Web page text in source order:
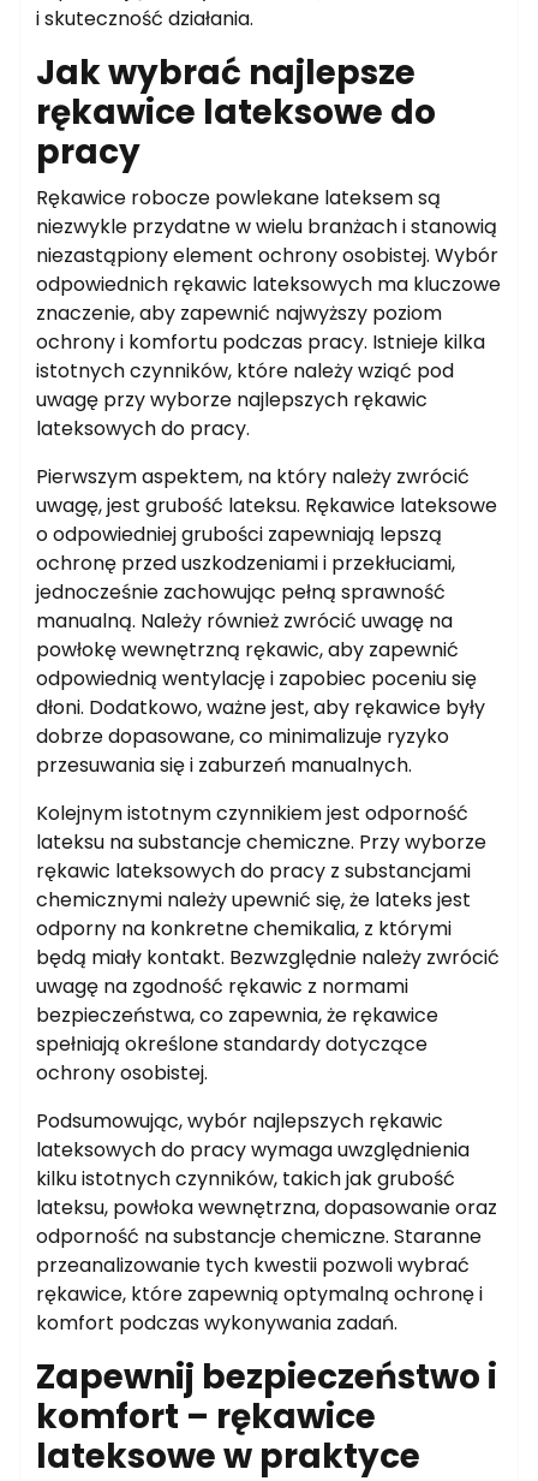
i skuteczność działania.
Jak wybrać najlepsze
rękawice lateksowe do
pracy
Rękawice robocze powlekane lateksem są
niezwykle przydatne w wielu branżach i stanowią
niezastąpiony element ochrony osobistej. Wybór
odpowiednich rękawic lateksowych ma kluczowe
znaczenie, aby zapewnić najwyższy poziom
ochrony i komfortu podczas pracy. Istnieje kilka
istotnych czynników, które należy wziąć pod
uwagę przy wyborze najlepszych rękawic
lateksowych do pracy.
Pierwszym aspektem, na który należy zwrócić
uwagę, jest grubość lateksu. Rękawice lateksowe
o odpowiedniej grubości zapewniają lepszą
ochronę przed uszkodzeniami i przekłuciami,
jednocześnie zachowując pełną sprawność
manualną. Należy również zwrócić uwagę na
powłokę wewnętrzną rękawic, aby zapewnić
odpowiednią wentylację i zapobiec poceniu się
dłoni. Dodatkowo, ważne jest, aby rękawice były
dobrze dopasowane, co minimalizuje ryzyko
przesuwania się i zaburzeń manualnych.
Kolejnym istotnym czynnikiem jest odporność
lateksu na substancje chemiczne. Przy wyborze
rękawic lateksowych do pracy z substancjami
chemicznymi należy upewnić się, że lateks jest
odporny na konkretne chemikalia, z którymi
będą miały kontakt. Bezwzględnie należy zwrócić
uwagę na zgodność rękawic z normami
bezpieczeństwa, co zapewnia, że rękawice
spełniają określone standardy dotyczące
ochrony osobistej.
Podsumowując, wybór najlepszych rękawic
lateksowych do pracy wymaga uwzględnienia
kilku istotnych czynników, takich jak grubość
lateksu, powłoka wewnętrzna, dopasowanie oraz
odporność na substancje chemiczne. Staranne
przeanalizowanie tych kwestii pozwoli wybrać
rękawice, które zapewnią optymalną ochronę i
komfort podczas wykonywania zadań.
Zapewnij bezpieczeństwo i
komfort – rękawice
lateksowe w praktyce